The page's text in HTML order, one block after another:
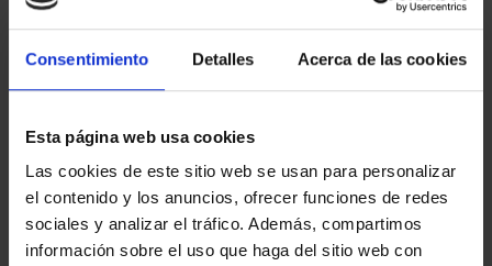
Consentimiento Detalles Acerca de las cookies
Esta página web usa cookies
Las cookies de este sitio web se usan para personalizar
el contenido y los anuncios, ofrecer funciones de redes
sociales y analizar el tráfico. Además, compartimos
información sobre el uso que haga del sitio web con
CAPITALES ESPAÑOLAS
- CUENCA
73,00 €
CAPITALES ESPAÑOLAS
- GUADALAJARA
73,00 €